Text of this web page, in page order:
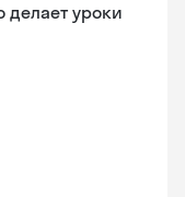
делает уроки